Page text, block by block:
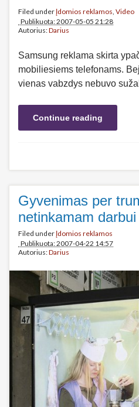
Filed under Įdomios reklamos Video
Publikuota: 2007-05-05 21:28
Autorius:Darius
Samsung reklama skirta
mobiliesiems telefonams.
vienas vabzdys nebuvo
Continue reading
Gyvenimas per
netinkamam darbui
Filed under Įdomios reklamos
Publikuota: 2007-04-22 14:57
Autorius:Darius